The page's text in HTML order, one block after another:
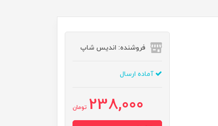
فروشنده: اندیس شاپ
آماده ارسال
238,000 تومان